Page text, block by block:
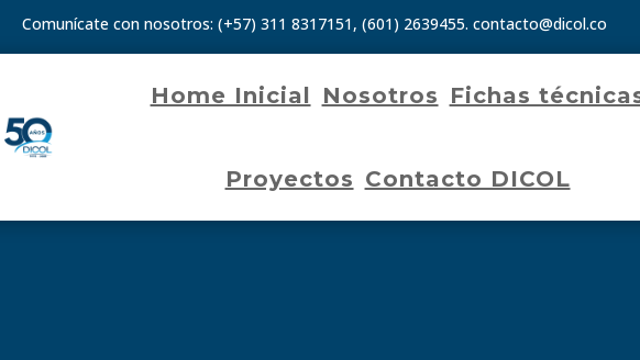
Comunícate con nosotros: (+57) 311 8317151, (601) 2639455. contacto@dicol.co
Home Inicial Nosotros Fichas
Proyectos Contacto DICOL